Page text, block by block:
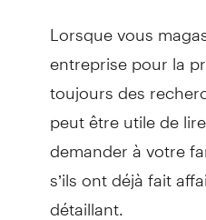
Lorsque vous
entreprise pour la
toujours des
peut être utile de
demander à votre
s’ils ont déjà fait
détaillant.